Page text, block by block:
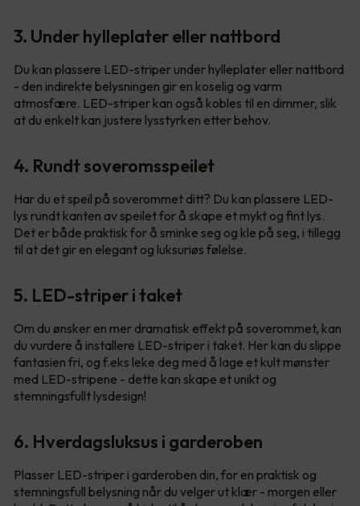
3. Under hylleplater eller nattbord
Du kan plassere LED-striper under hylleplater eller nattbord
- den indirekte belysningen gir en koselig og varm
atmosfære. LED-striper kan også kobles til en dimmer, slik
at du enkelt kan justere lysstyrken etter behov.
4. Rundt soveromsspeilet
Har du et speil på soverommet ditt? Du kan plassere LED-
lys rundt kanten av speilet for å skape et mykt og fint lys.
Det er både praktisk for å sminke seg og kle på seg, i tillegg
til at det gir en elegant og luksuriøs følelse.
5. LED-striper i taket
Om du ønsker en mer dramatisk effekt på soverommet, kan
du vurdere å installere LED-striper i taket. Her kan du slippe
fantasien fri, og f.eks leke deg med å lage et kult mønster
med LED-stripene - dette kan skape et unikt og
stemningsfullt lysdesign!
6. Hverdagsluksus i garderoben
Plasser LED-striper i garderoben din, for en praktisk og
stemningsfull belysning når du velger ut klær - morgen eller